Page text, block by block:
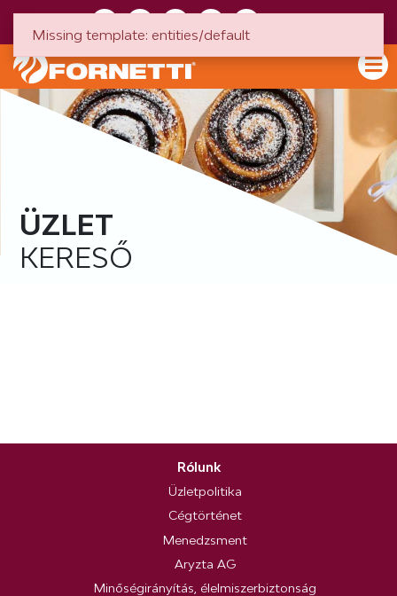
ÜZLET
KERESŐ
Rólunk
Üzletpolitika
Cégtörténet
Menedzsment
Aryzta AG
Minőségirányítás, élelmiszerbiztonság
Missing template: entities/default